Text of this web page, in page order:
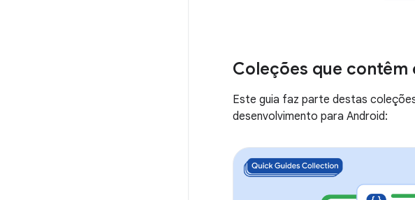
Coleções que contêm
Este guia faz parte destas
desenvolvimento para Android: